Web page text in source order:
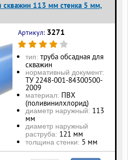
скважин 113 мм стенка 5 мм,
Артикул: 3271
тип: труба обсадная для
скважин
нормативный документ:
ТУ 2248-001-84300500-
2009
материал: ПВХ
(поливинилхлорид)
диаметр наружный: 113
мм
диаметр наружный
раструба: 121 мм
толщина стенки: 5 мм